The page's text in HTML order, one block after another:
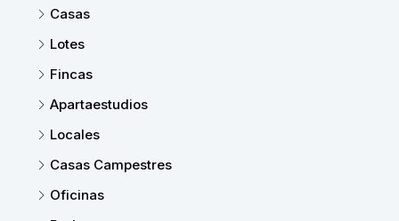
Casas
Lotes
Fincas
Apartaestudios
Locales
Casas Campestres
Oficinas